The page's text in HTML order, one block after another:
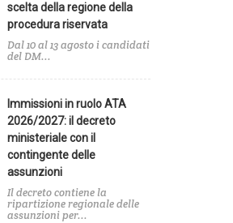
scelta della regione della
procedura riservata
Dal 10 al 13 agosto i candidati
del DM...
Immissioni in ruolo ATA
2026/2027: il decreto
ministeriale con il
contingente delle
assunzioni
Il decreto contiene la
ripartizione regionale delle
assunzioni per...